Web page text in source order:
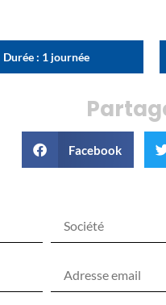
Durée : 1 journée
Facebook